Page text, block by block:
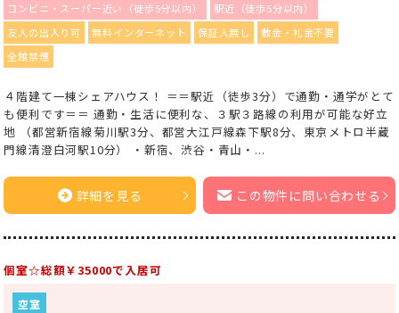
コンビニ・スーパー近い（徒歩5分以内）
駅近（徒歩5分以内）
友人の出入り可
無料インターネット 保証人無し
敷金・礼金不要
全館禁煙
４階建て一棟シェアハウス！ ＝＝駅近（徒歩3分）で通勤・通学がとて
も便利です＝＝ 通勤・生活に便利な、３駅３路線の利用が可能な好立
地 （都営新宿線菊川駅3分、都営大江戸線森下駅8分、東京メトロ半蔵
門線清澄白河駅10分） ・新宿、渋谷・青山・...
詳細を見る この物件に問い合わせる
個室☆総額￥35000で入居可
空室